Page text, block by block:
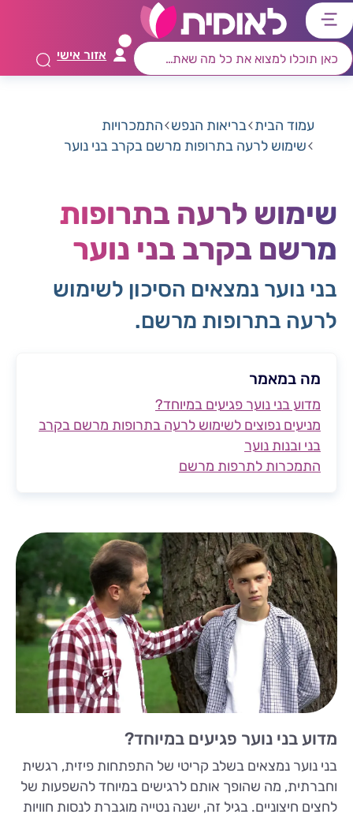
דלג
לתפריט
ראשי
דלג
לרכיב
חיפוש
דלג
לתוכן
מרכזי
דלג
לאזור
קישורים
אזור אישי
עמוד הבית בריאות הנפש התמכרויות
שימוש לרעה בתרופות מרשם בקרב בני נוער
שימוש לרעה בתרופות
מרשם בקרב בני נוער
בני נוער נמצאים הסיכון לשימוש
לרעה בתרופות מרשם.
מה במאמר
מדוע בני נוער פגיעים במיוחד?
מניעים נפוצים לשימוש לרעה בתרופות מרשם בקרב
בני ובנות נוער
התמכרות לתרפות מרשם
מדוע בני נוער פגיעים במיוחד?
בני נוער נמצאים בשלב קריטי של התפתחות פיזית, רגשית
וחברתית, מה שהופך אותם לרגישים במיוחד להשפעות של
לחצים חיצוניים. בגיל זה, ישנה נטייה מוגברת לנסות חוויות